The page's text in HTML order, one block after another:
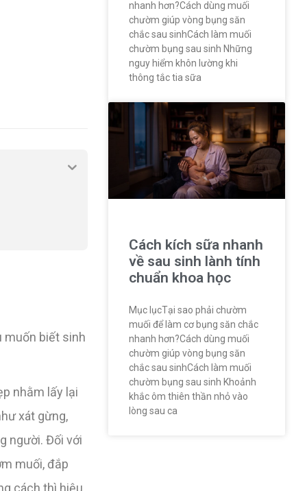
muốn biết sinh
nhằm lấy lại
xát gừng,
người. Đối với
muối, đắp
cách thì hiệu
nhanh hơn?Cách dùng muối
chườm giúp vòng bụng săn
chắc sau sinhCách làm muối
chườm bụng sau sinh Những
nguy hiểm khôn lường khi
thông tắc tia sữa
Cách kích sữa nhanh
về sau sinh lành tính
chuẩn khoa học
Mục lụcTại sao phải chườm
muối để làm cơ bụng săn chắc
nhanh hơn?Cách dùng muối
chườm giúp vòng bụng săn
chắc sau sinhCách làm muối
chườm bụng sau sinh Khoảnh
khắc ôm thiên thần nhỏ vào
lòng sau ca